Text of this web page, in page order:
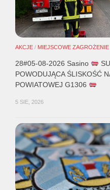
AKCJE / MIEJSCOWE ZAGROŻENIE
28#05-08-2026 Sasino
POWODUJĄCA ŚLISKOŚĆ
POWIATOWEJ G1306
5 SIE, 2026